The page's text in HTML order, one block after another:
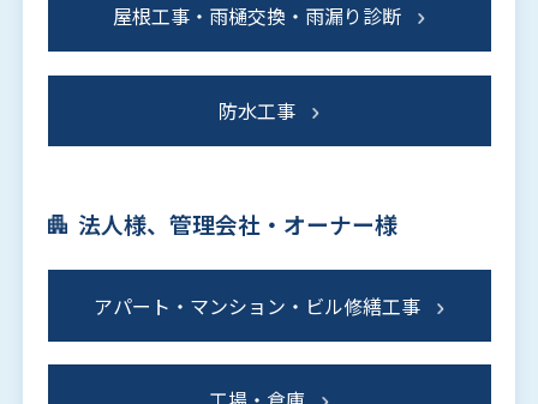
屋根工事・雨樋交換・雨漏り診断
防水工事
法人様、管理会社・オーナー様
アパート・マンション・ビル修繕工事